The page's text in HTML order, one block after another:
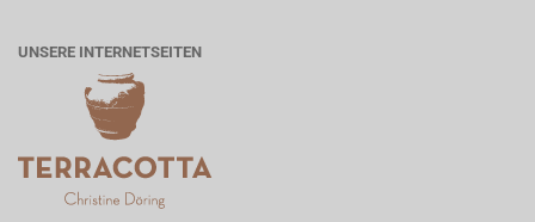
UNSERE INTERNETSEITEN